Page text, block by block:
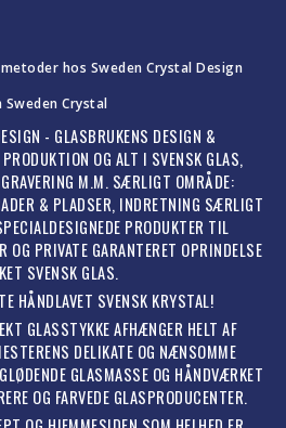
Sweden Crystal
- GLASBRUKENS DESIGN &
OG ALT I SVENSK GLAS,
M.M. SÆRLIGT OMRÅDE:
& PLADSER, INDRETNING SÆRLIGT
PRODUKTER TIL
OG PRIVATE GARANTERET OPRINDELSE
SVENSK GLAS.
HÅNDLAVET SVENSK KRYSTAL!
GLASSTYKKE AFHÆNGER HELT AF
DELIKATE OG NÆNSOMME
GLASMASSE OG HÅNDVÆRKET
OG FARVEDE GLASPRODUCENTER.